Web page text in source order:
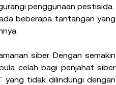
penggunaan pestisida.
beberapa tantangan yang
siber. Dengan semakin
celah bagi penjahat siber
yang tidak dilindungi dengan